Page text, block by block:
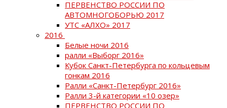
ПЕРВЕНСТВО РОССИИ ПО
АВТОМНОГОБОРЬЮ 2017
УТС «АЛХО» 2017
2016
Белые ночи 2016
ралли «Выборг 2016»
Кубок Санкт-Петербурга по кольцевым
гонкам 2016
Ралли «Санкт-Петербург 2016»
Ралли 3-й категории «10 озер»
ПЕРВЕНСТВО РОССИИ ПО